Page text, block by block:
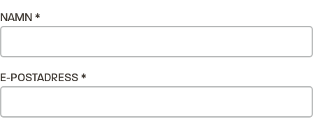
NAMN *
E-POSTADRESS *